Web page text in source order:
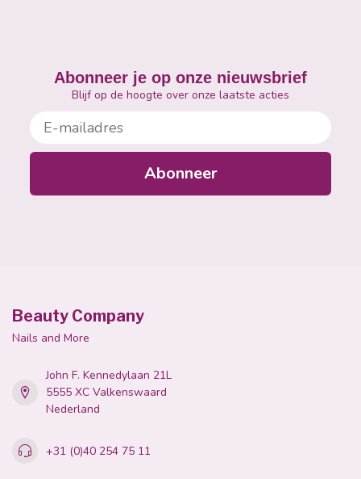
Abonneer je op onze nieuwsbrief
Blijf op de hoogte over onze laatste acties
E-mailadres
Abonneer
Beauty Company
Nails and More
John F. Kennedylaan 21L
5555 XC Valkenswaard
Nederland
+31 (0)40 254 75 11